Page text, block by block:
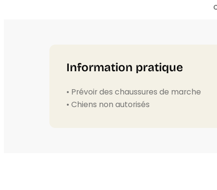
Information pratique
• Prévoir des chaussures de marche
• Chiens non autorisés